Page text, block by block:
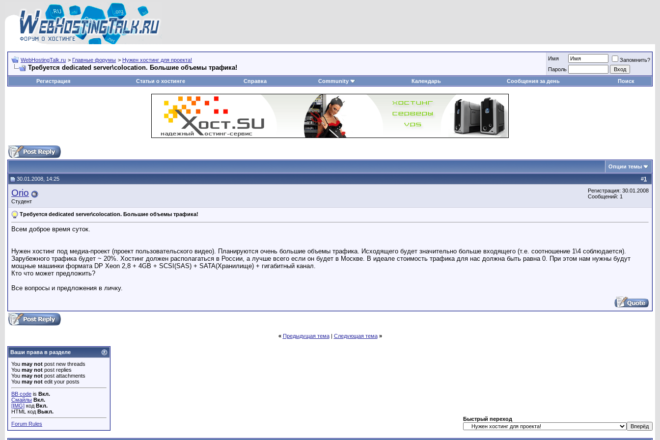
WebHostingTalk.ru > Главные форумы > Нужен хостинг для проекта!
Требуется dedicated server\colocation. Большие объемы трафика!
Имя
Запомнить?
Пароль
Регистрация
Статьи о хостинге Справка Community Календарь Сообщения за день Поиск
Опции темы
#1
30.01.2008, 14:25
Orio
Студент
Регистрация: 30.01.2008
Сообщений: 1
Требуется dedicated server\colocation. Большие объемы трафика!
Всем доброе время суток.
Нужен хостинг под медиа-проект (проект пользовательского видео). Планируются очень большие объемы трафика. Исходящего будет значительно больше входящего (т.е. соотношение 1\4 соблюдается).
Зарубежного трафика будет ~ 20%. Хостинг должен располагаться в России, а лучше всего если он будет в Москве. В идеале стоимость трафика для нас должна быть равна 0. При этом нам нужны будут
мощные машинки формата DP Xeon 2,8 + 4GB + SCSI(SAS) + SATA(Хранилище) + гигабитный канал.
Кто что может предложить?
Все вопросы и предложения в личку.
« Предыдущая тема| Следующая тема »
Ваши права в разделе
You may not post new threads
You may not post replies
You may not post attachments
You may not edit your posts
BB code is Вкл.
Смайлы Вкл.
[IMG] код Вкл.
HTML код Выкл.
Forum Rules
Быстрый переход